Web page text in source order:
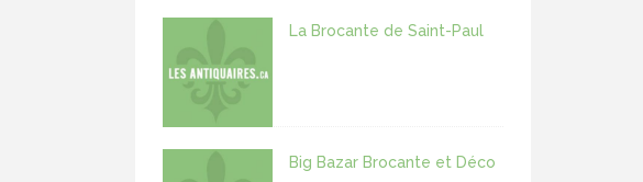
La Brocante de Saint-Paul
Big Bazar Brocante et Déco